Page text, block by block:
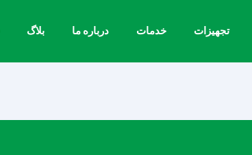
تجهیزات خدمات درباره ما بلاگ